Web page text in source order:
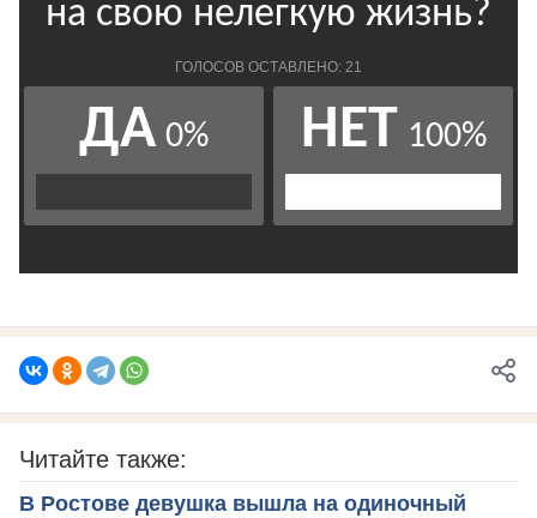
Читайте также:
В Ростове девушка вышла на одиночный